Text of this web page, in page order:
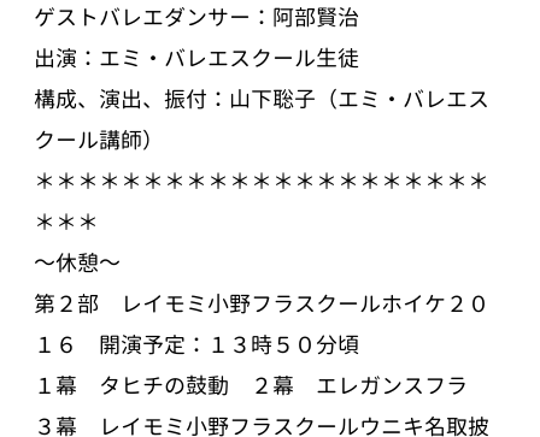
ゲストバレエダンサー：阿部賢治
出演：エミ・バレエスクール生徒
構成、演出、振付：山下聡子（エミ・バレエス
クール講師）
＊＊＊＊＊＊＊＊＊＊＊＊＊＊＊＊＊＊＊＊＊
＊＊＊
～休憩～
第２部 レイモミ小野フラスクールホイケ２０
１６ 開演予定：１３時５０分頃
１幕 タヒチの鼓動 ２幕 エレガンスフラ
３幕 レイモミ小野フラスクールウニキ名取披